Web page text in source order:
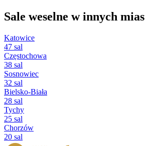
Sale weselne w innych
Katowice
47 sal
Częstochowa
38 sal
Sosnowiec
32 sal
Bielsko-Biała
28 sal
Tychy
25 sal
Chorzów
20 sal